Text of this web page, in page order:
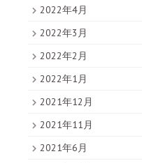
2022年4月
2022年3月
2022年2月
2022年1月
2021年12月
2021年11月
2021年6月